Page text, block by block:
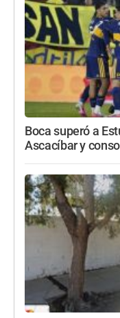
Boca superó a
Ascacíbar y